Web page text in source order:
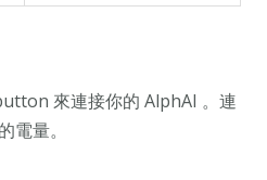
來連接你的 AlphAI 。連
電量。